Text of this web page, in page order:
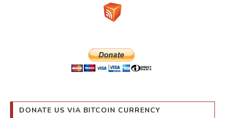
DONATE US VIA BITCOIN CURRENCY